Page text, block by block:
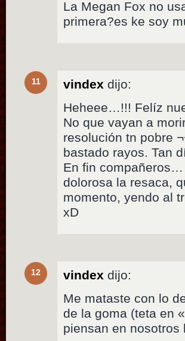
La Megan Fox no
primera?es ke soy
11 vindex dijo:
Heheee…!!! Felíz
No que vayan a
resolución tn pobre
bastado rayos. Tan
En fin
dolorosa la resaca,
momento, yendo al
xD
12 vindex dijo:
Me mataste con lo
de la goma (teta en
piensan en nosotros